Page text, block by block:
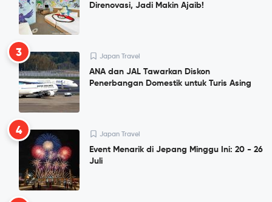
Direnovasi, Jadi Makin Ajaib!
3 Japan Travel
ANA dan JAL Tawarkan Diskon
Penerbangan Domestik untuk Turis Asing
4 Japan Travel
Event Menarik di Jepang Minggu Ini: 20 - 26
Juli